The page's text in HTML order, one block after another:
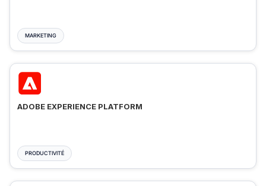
MARKETING
ADOBE EXPERIENCE PLATFORM
PRODUCTIVITÉ